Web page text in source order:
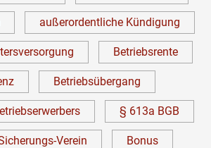
außerordentliche Kündigung
Betriebsrente
Betriebsübergang
§ 613a BGB
Verein Bonus